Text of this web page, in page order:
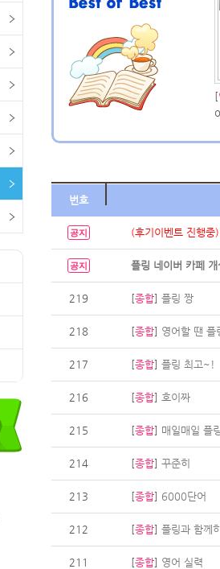
[
번호
공지 (후기이벤트 진행중)
공지 플링 네이버 카페
219 [종합] 플링 짱
218 [종합] 영어할 땐 플
217 [종합] 플링 최고~!
216 [종합] 호이짜
215 [종합] 매일매일 플
214 [종합] 꾸준히
213 [종합] 6000단어
212 [종합] 플링과 함께
211 [종합] 영어 실력